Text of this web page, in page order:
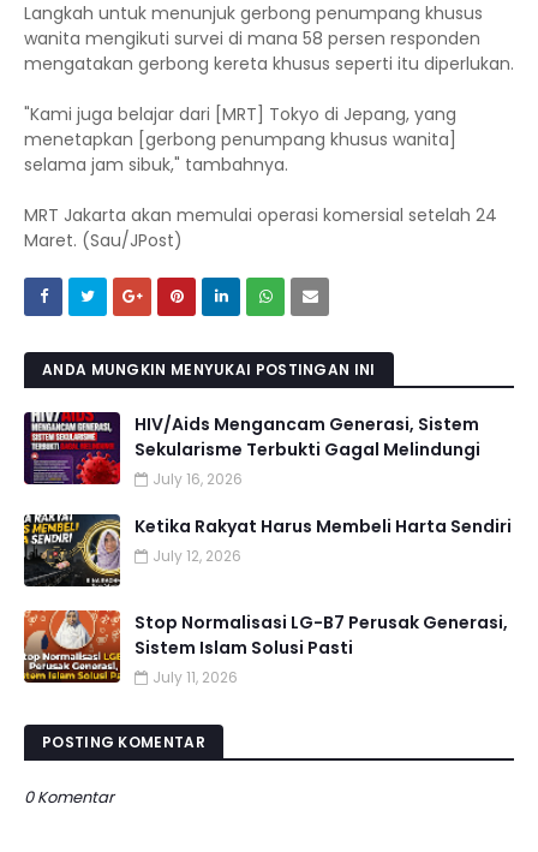
Langkah untuk menunjuk gerbong penumpang khusus
wanita mengikuti survei di mana 58 persen responden
mengatakan gerbong kereta khusus seperti itu diperlukan.
"Kami juga belajar dari [MRT] Tokyo di Jepang, yang
menetapkan [gerbong penumpang khusus wanita]
selama jam sibuk," tambahnya.
MRT Jakarta akan memulai operasi komersial setelah 24
Maret. (Sau/JPost)
ANDA MUNGKIN MENYUKAI POSTINGAN INI
HIV/Aids Mengancam Generasi, Sistem
Sekularisme Terbukti Gagal Melindungi
July 16, 2026
Ketika Rakyat Harus Membeli Harta Sendiri
July 12, 2026
Stop Normalisasi LG-B7 Perusak Generasi,
Sistem Islam Solusi Pasti
July 11, 2026
POSTING KOMENTAR
0 Komentar